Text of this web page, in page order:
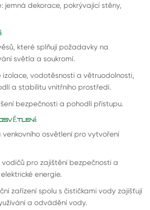
jemná dekorace, pokrývající stěny,
které splňují požadavky na
světla a soukromí.
izolace, vodotěsnosti a větruodolnosti,
a stabilitu vnitřního prostředí.
bezpečnosti a pohodlí přístupu.
venkovního osvětlení pro vytvoření
vodičů pro zajištění bezpečnosti a
energie.
zařízení spolu s čističkami vody zajišťují
a odvádění vody.